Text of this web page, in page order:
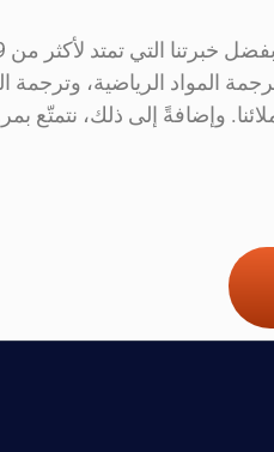
المواد الرياضية، وترجمة
وإضافةً إلى ذلك، نتمتّع